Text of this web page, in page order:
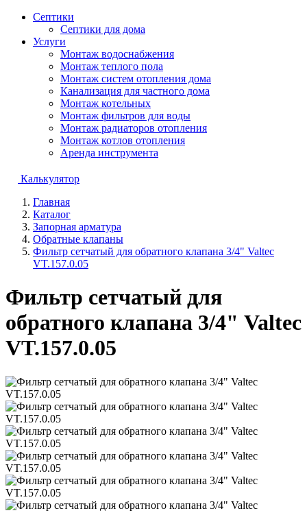
Септики
Септики для дома
Услуги
Монтаж водоснабжения
Монтаж теплого пола
Монтаж систем отопления дома
Канализация для частного дома
Монтаж котельных
Монтаж фильтров для воды
Монтаж радиаторов отопления
Монтаж котлов отопления
Аренда инструмента
Калькулятор
Главная
Каталог
Запорная арматура
Обратные клапаны
Фильтр сетчатый для обратного клапана 3/4" Valtec
VT.157.0.05
Фильтр сетчатый для
обратного клапана 3/4" Valtec
VT.157.0.05